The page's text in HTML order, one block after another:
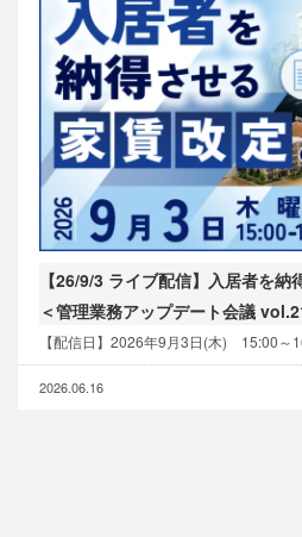
【26/9/3 ライブ配信】入居者を納
＜管理業務アップデート会議
【配信日】2026年9月3日(木) 15:00
2026.06.16